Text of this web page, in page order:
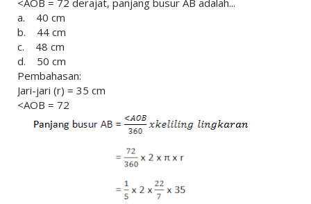
a. 40 cm
b. 44 cm
c. 48 cm
d. 50 cm
Pembahasan:
Jari-jari (r) = 35 cm
<AOB = 72